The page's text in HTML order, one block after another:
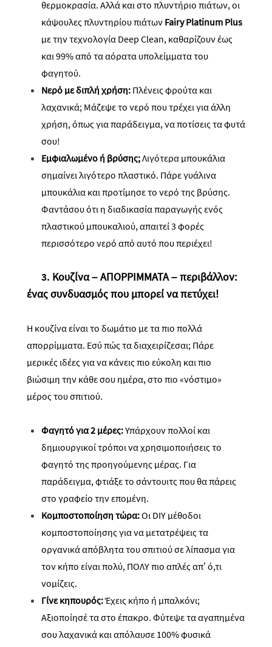
θερμοκρασία. Αλλά και στο πλυντήριο πιάτων, οι
κάψουλες πλυντηρίου πιάτων Fairy Platinum Plus
με την τεχνολογία Deep Clean, καθαρίζουν έως
και 99% από τα αόρατα υπολείμματα του
φαγητού.
Νερό με διπλή χρήση: Πλένεις φρούτα και
λαχανικά; Μάζεψε το νερό που τρέχει για άλλη
χρήση, όπως για παράδειγμα, να ποτίσεις τα φυτά
σου!
Εμφιαλωμένο ή βρύσης;Λιγότερα μπουκάλια
σημαίνει λιγότερο πλαστικό. Πάρε γυάλινα
μπουκάλια και προτίμησε το νερό της βρύσης.
Φαντάσου ότι η διαδικασία παραγωγής ενός
πλαστικού μπουκαλιού, απαιτεί 3 φορές
περισσότερο νερό από αυτό που περιέχει!
3. Κουζίνα – ΑΠΟΡΡΙΜΜΑΤΑ – περιβάλλον:
ένας συνδυασμός που μπορεί να πετύχει!
Η κουζίνα είναι το δωμάτιο με τα πιο πολλά
απορρίμματα. Εσύ πώς τα διαχειρίζεσαι; Πάρε
μερικές ιδέες για να κάνεις πιο εύκολη και πιο
βιώσιμη την κάθε σου ημέρα, στο πιο «νόστιμο»
μέρος του σπιτιού.
Φαγητό για 2 μέρες:Υπάρχουν πολλοί και
δημιουργικοί τρόποι να χρησιμοποιήσεις το
φαγητό της προηγούμενης μέρας. Για
παράδειγμα, φτιάξε το σάντουιτς που θα πάρεις
στο γραφείο την επομένη.
Κομποστοποίησητώρα:Οι DIY μέθοδοι
κομποστοποίησηςγια να μετατρέψεις τα
οργανικά απόβλητα του σπιτιού σε λίπασμα για
τον κήπο είναι πολύ, ΠΟΛΥ πιο απλές απ’ ό,τι
νομίζεις.
Γίνε κηπουρός:Έχεις κήπο ή μπαλκόνι;
Αξιοποίησέ τα στο έπακρο. Φύτεψε τα αγαπημένα
σου λαχανικά και απόλαυσε 100% φυσικά